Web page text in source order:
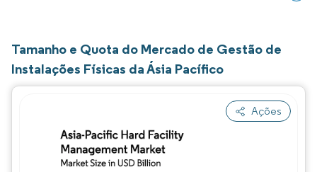
Tamanho e Quota do Mercado de Gestão de
Instalações Físicas da Ásia Pacífico
Ações